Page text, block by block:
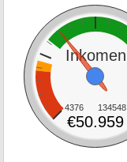
Inkomen
4376 134548
€50.959